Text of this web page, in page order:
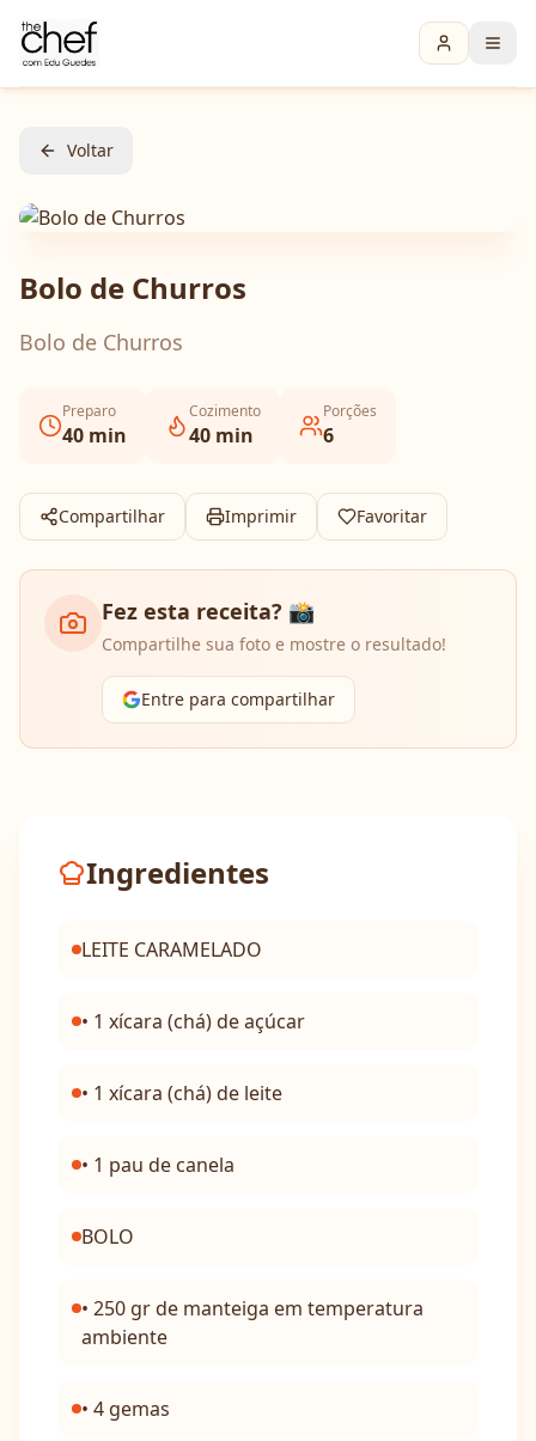
Voltar
Bolo de Churros
Bolo de Churros
Preparo
40 min
Cozimento
40 min
Porções
6
Compartilhar Imprimir Favoritar
Fez esta receita? 📸
Compartilhe sua foto e mostre o resultado!
Entre para compartilhar
Ingredientes
LEITE CARAMELADO
• 1 xícara (chá) de açúcar
• 1 xícara (chá) de leite
• 1 pau de canela
BOLO
• 250 gr de manteiga em temperatura
ambiente
• 4 gemas